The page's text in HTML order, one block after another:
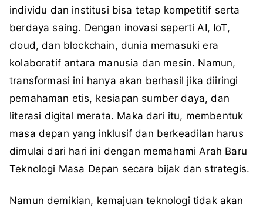
individu dan institusi bisa tetap kompetitif serta
berdaya saing. Dengan inovasi seperti AI, IoT,
cloud, dan blockchain, dunia memasuki era
kolaboratif antara manusia dan mesin. Namun,
transformasi ini hanya akan berhasil jika diiringi
pemahaman etis, kesiapan sumber daya, dan
literasi digital merata. Maka dari itu, membentuk
masa depan yang inklusif dan berkeadilan harus
dimulai dari hari ini dengan memahami Arah Baru
Teknologi Masa Depan secara bijak dan strategis.
Namun demikian, kemajuan teknologi tidak akan